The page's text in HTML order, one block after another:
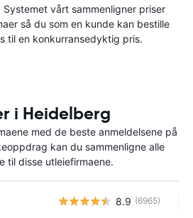
Systemet vårt sammenligner priser
så du som en kunde kan bestille
til en konkurransedyktig pris.
i Heidelberg
med de beste anmeldelsene på
kan du sammenligne alle
til disse utleiefirmaene.
8.9 (6965)